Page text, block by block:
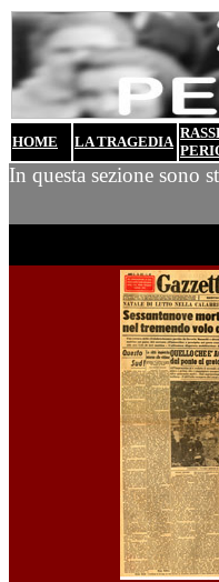
HOME LA TRAGEDIA
In questa sezione sono